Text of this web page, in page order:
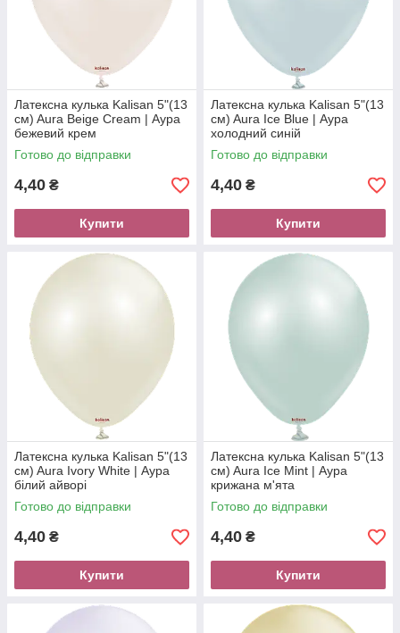
Латексна кулька Kalisan 5"(13
см) Aura Beige Cream | Аура
бежевий крем
Готово до відправки
4,40 ₴
Купити
Латексна кулька Kalisan 5"(13
см) Aura Ice Blue | Аура
холодний синій
Готово до відправки
4,40 ₴
Купити
Латексна кулька Kalisan 5"(13
см) Aura Ivory White | Аура
білий айворі
Готово до відправки
4,40 ₴
Купити
Латексна кулька Kalisan 5"(13
см) Aura Ice Mint | Аура
крижана м'ята
Готово до відправки
4,40 ₴
Купити